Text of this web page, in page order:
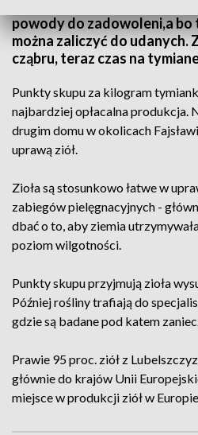
powody do zadowoleni,a
można zaliczyć do udanych.
cząbru, teraz czas na
Punkty skupu za kilogram
najbardziej opłacalna produkcja.
drugim domu w okolicach
uprawą ziół.
Zioła są stosunkowo łatwe w
zabiegów pielęgnacyjnych -
dbać o to, aby ziemia
poziom wilgotności.
Punkty skupu przyjmują zioła
Później rośliny trafiają do
gdzie są badane pod katem
Prawie 95 proc. ziół z
głównie do krajów Unii
miejsce w produkcji ziół w